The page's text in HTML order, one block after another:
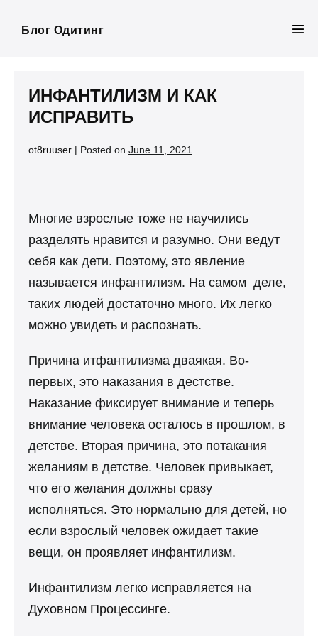
Блог Одитинг
ИНФАНТИЛИЗМ И КАК
ИСПРАВИТЬ
ot8ruuser | Posted on June 11, 2021
Многие взрослые тоже не научились
разделять нравится и разумно. Они ведут
себя как дети. Поэтому, это явление
называется инфантилизм. На самом деле,
таких людей достаточно много. Их легко
можно увидеть и распознать.
Причина итфантилизма дваякая. Во-
первых, это наказания в дестстве.
Наказание фиксирует внимание и теперь
внимание человека осталось в прошлом, в
детстве. Вторая причина, это потакания
желаниям в детстве. Человек привыкает,
что его желания должны сразу
исполняться. Это нормально для детей, но
если взрослый человек ожидает такие
вещи, он проявляет инфантилизм.
Инфантилизм легко исправляется на
Духовном Процессинге.